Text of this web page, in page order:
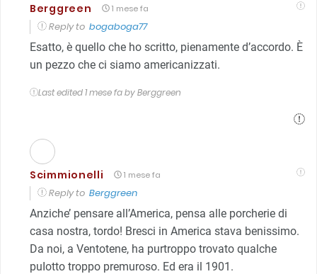
Berggreen 1 mese fa
Reply to bogaboga77
Esatto, è quello che ho scritto, pienamente d’accordo. È
un pezzo che ci siamo americanizzati.
Last edited 1 mese fa by Berggreen
Scimmionelli 1 mese fa
Reply to Berggreen
Anziche’ pensare all’America, pensa alle porcherie di
casa nostra, tordo! Bresci in America stava benissimo.
Da noi, a Ventotene, ha purtroppo trovato qualche
puIotto troppo premuroso. Ed era il 1901.